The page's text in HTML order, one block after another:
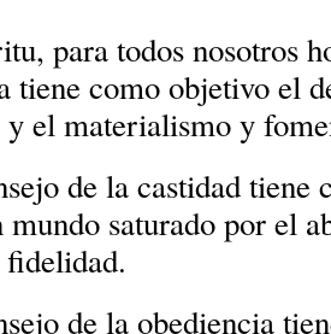
para todos nosotros
tiene como objetivo el
el materialismo y
de la castidad tiene
mundo saturado por el
de la obediencia